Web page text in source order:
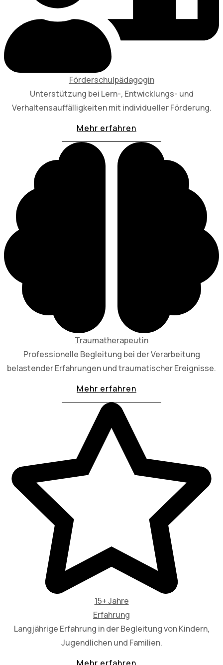
Förderschulpädagogin
Unterstützung bei Lern-, Entwicklungs- und
Verhaltensauffälligkeiten mit individueller Förderung.
Mehr erfahren
Traumatherapeutin
Professionelle Begleitung bei der Verarbeitung
belastender Erfahrungen und traumatischer Ereignisse.
Mehr erfahren
15+ Jahre
Erfahrung
Langjährige Erfahrung in der Begleitung von Kindern,
Jugendlichen und Familien.